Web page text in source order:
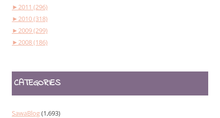
►2011 (296)
►2010 (318)
►2009 (299)
►2008 (186)
CATEGORIES
SawaBlog(1,693)